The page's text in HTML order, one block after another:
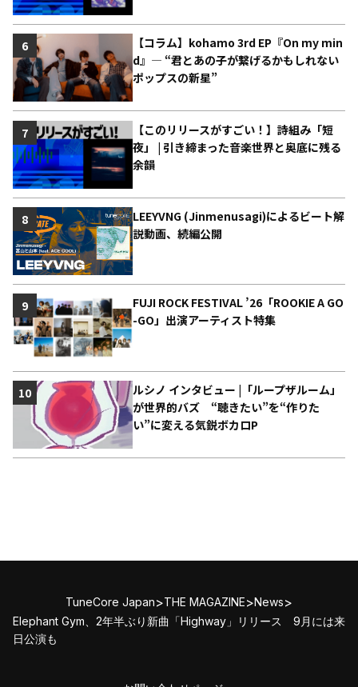
【コラム】kohamo 3rd EP『On my min
d』― “君とあの子が繋げるかもしれない
ポップスの新星”
6
【このリリースがすごい！】詩組み「短
夜」 | 引き締まった音楽世界と奥底に残る
余韻
7
LEEYVNG (Jinmenusagi)によるビート解
説動画、続編公開
8
FUJI ROCK FESTIVAL ’26「ROOKIE A GO
-GO」出演アーティスト特集
9
ルシノ インタビュー |「ループザルーム」
が世界的バズ “聴きたい”を“作りた
い”に変える気鋭ボカロP
10
TuneCore Japan>THE MAGAZINE>News>
Elephant Gym、2年半ぶり新曲「Highway」リリース 9月には来
日公演も